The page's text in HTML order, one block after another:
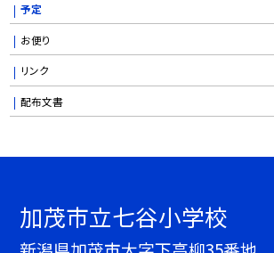
予定
お便り
リンク
配布文書
加茂市立七谷小学校